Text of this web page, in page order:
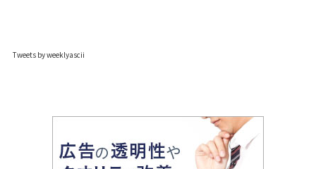
Tweets by weeklyascii